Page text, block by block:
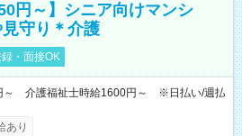
円～】シニア向けマンシ
守り＊介護
・面接OK
～ 介護福祉士時給1600円～ ※日払い/週払
あり